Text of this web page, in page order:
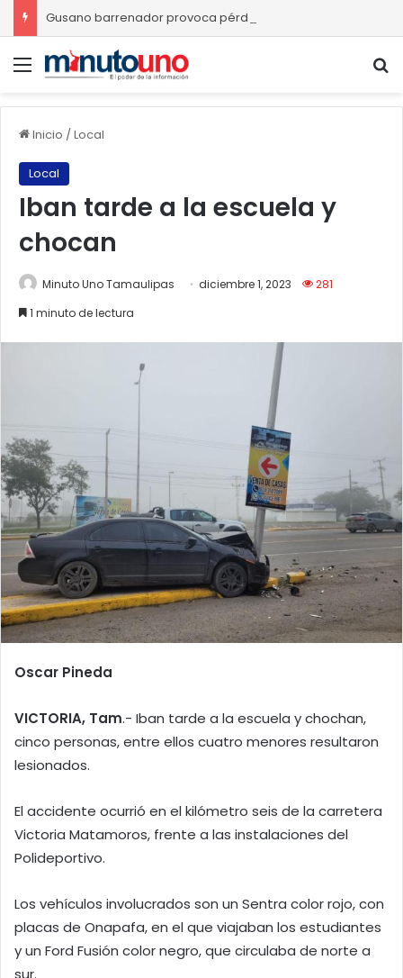
Menú
Inicio /Local
Local
Iban tarde a la escuela y
chocan
Minuto Uno Tamaulipas diciembre 1, 2023
281
1 minuto de lectura
Oscar Pineda
VICTORIA, Tam.- Iban tarde a la escuela y chochan,
cinco personas, entre ellos cuatro menores resultaron
lesionados.
El accidente ocurrió en el kilómetro seis de la carretera
Victoria Matamoros, frente a las instalaciones del
Polideportivo.
Los vehículos involucrados son un Sentra color rojo, con
placas de Onapafa, en el que viajaban los estudiantes
y un Ford Fusión color negro, que circulaba de norte a
sur.